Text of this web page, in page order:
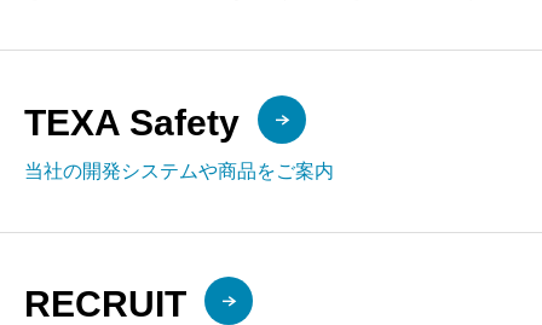
TEXA Safety
当社の開発システムや商品をご案内
RECRUIT